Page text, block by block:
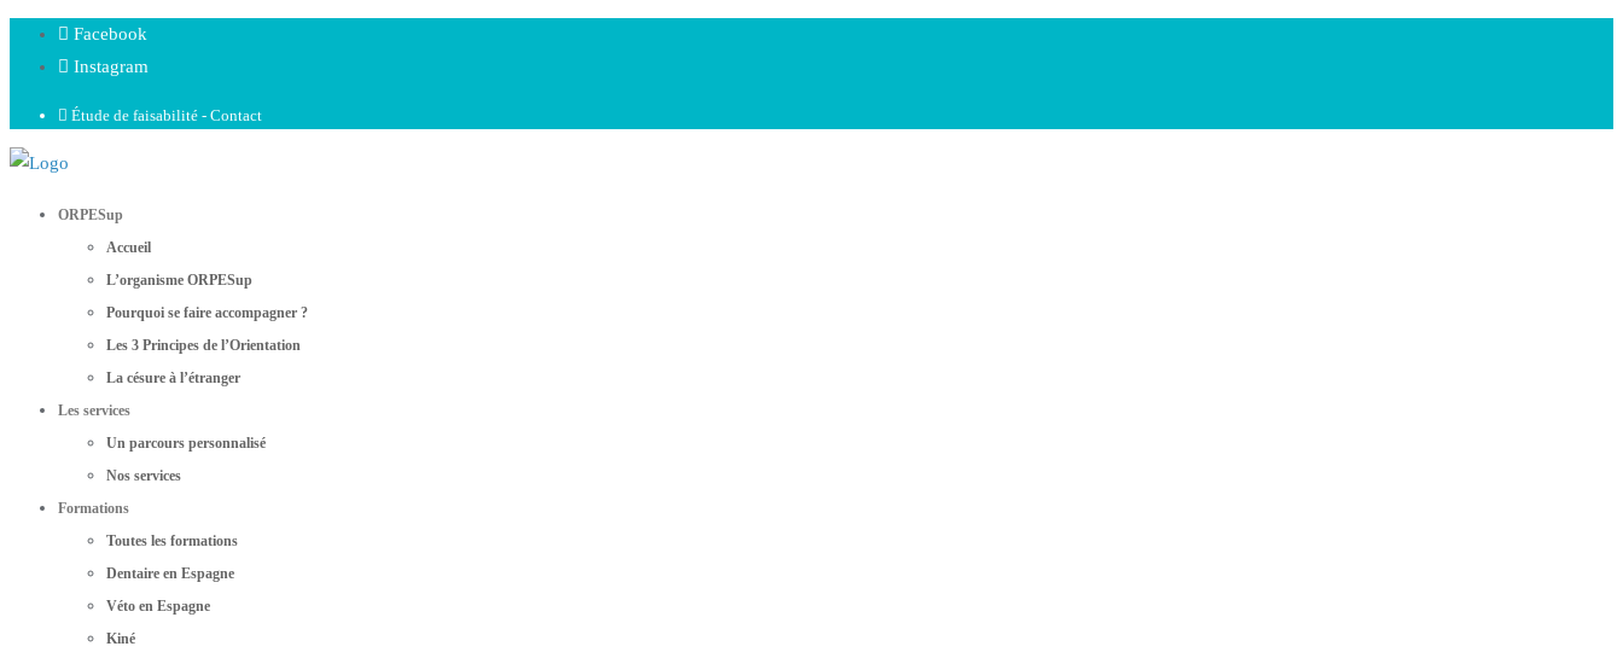
Facebook
Instagram
Étude de faisabilité - Contact
ORPESup
Accueil
L’organisme ORPESup
Pourquoi se faire accompagner ?
Les 3 Principes de l’Orientation
La césure à l’étranger
Les services
Un parcours personnalisé
Nos services
Formations
Toutes les formations
Dentaire en Espagne
Véto en Espagne
Kiné